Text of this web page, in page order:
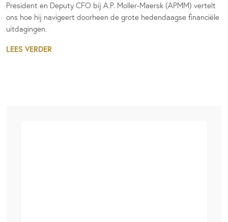
President en Deputy CFO bij A.P. Moller-Maersk (APMM) vertelt
ons hoe hij navigeert doorheen de grote hedendaagse financiële
uitdagingen.
LEES VERDER